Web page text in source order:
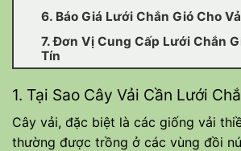
6. Báo Giá Lưới Chắn Gió Cho
7. Đơn Vị Cung Cấp Lưới Chắn
Tín
1. Tại Sao Cây Vải Cần Lưới
Cây vải, đặc biệt là các giống vải
thường được trồng ở các vùng đồi